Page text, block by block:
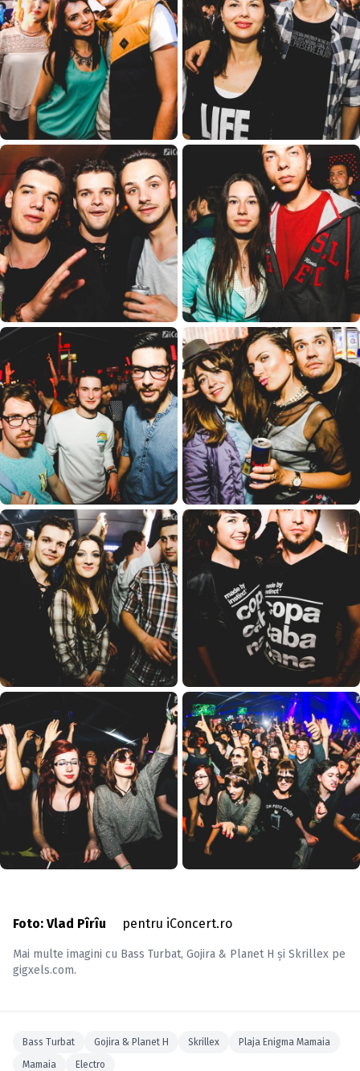
Foto: Vlad Pîrîu pentru iConcert.ro
Mai multe imagini cu Bass Turbat, Gojira & Planet H și Skrillex pe
gigxels.com.
Bass Turbat Gojira & Planet H Skrillex
Plaja Enigma Mamaia
Mamaia
Electro